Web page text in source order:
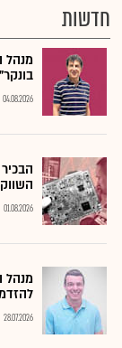
חדשות
מנהל
בונקר"
04.08.2026
01.08.2026
מנהל
28.07.2026